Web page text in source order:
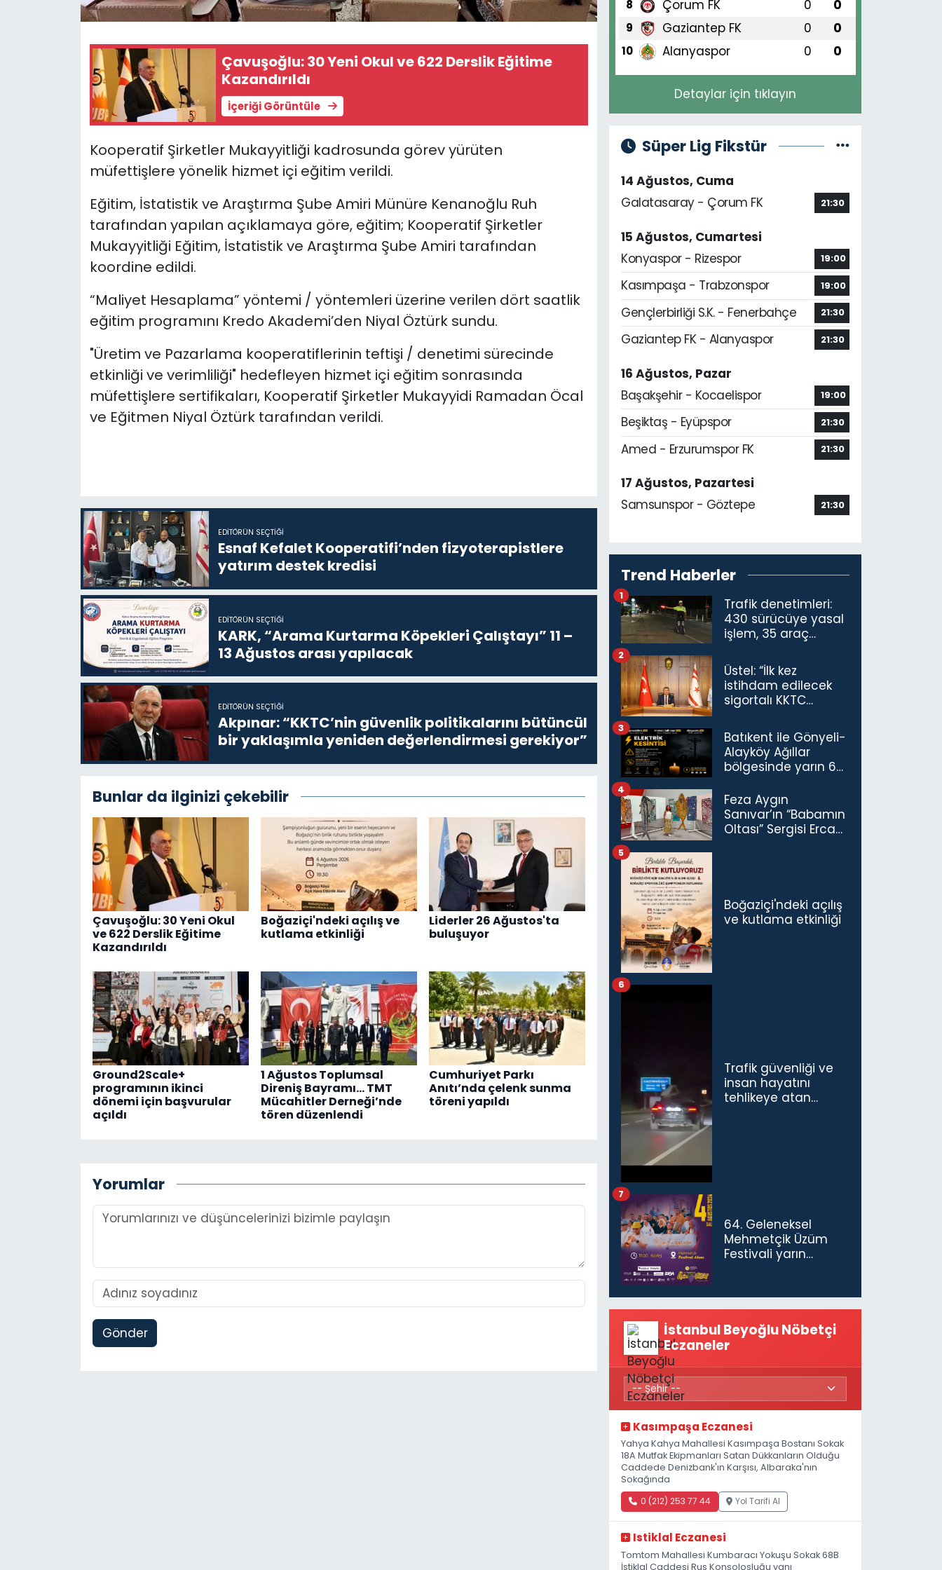
Çavuşoğlu: 30 Yeni Okul ve 622 Derslik Eğitime
Kazandırıldı
İçeriği Görüntüle
Kooperatif Şirketler Mukayyitliği kadrosunda görev yürüten
müfettişlere yönelik hizmet içi eğitim verildi.
Eğitim, İstatistik ve Araştırma Şube Amiri Münüre Kenanoğlu Ruh
tarafından yapılan açıklamaya göre, eğitim; Kooperatif Şirketler
Mukayyitliği Eğitim, İstatistik ve Araştırma Şube Amiri tarafından
koordine edildi.
“Maliyet Hesaplama” yöntemi / yöntemleri üzerine verilen dört saatlik
eğitim programını Kredo Akademi’den Niyal Öztürk sundu.
"Üretim ve Pazarlama kooperatiflerinin teftişi / denetimi sürecinde
etkinliği ve verimliliği" hedefleyen hizmet içi eğitim sonrasında
müfettişlere sertifikaları, Kooperatif Şirketler Mukayyidi Ramadan Öcal
ve Eğitmen Niyal Öztürk tarafından verildi.
EDITÖRÜN SEÇTIĞI
Esnaf Kefalet Kooperatifi’nden fizyoterapistlere
yatırım destek kredisi
EDITÖRÜN SEÇTIĞI
KARK, “Arama Kurtarma Köpekleri Çalıştayı” 11 –
13 Ağustos arası yapılacak
EDITÖRÜN SEÇTIĞI
Akpınar: “KKTC’nin güvenlik politikalarını bütüncül
bir yaklaşımla yeniden değerlendirmesi gerekiyor”
Bunlar da ilginizi çekebilir
Çavuşoğlu: 30 Yeni Okul
ve 622 Derslik Eğitime
Kazandırıldı
Boğaziçi'ndeki açılış ve
kutlama etkinliği
Liderler 26 Ağustos'ta
buluşuyor
Ground2Scale+
programının ikinci
dönemi için başvurular
açıldı
1 Ağustos Toplumsal
Direniş Bayramı... TMT
Mücahitler Derneği’nde
tören düzenlendi
Cumhuriyet Parkı
Anıtı’nda çelenk sunma
töreni yapıldı
Yorumlar
Gönder
8 Çorum FK 0 0
9 Gaziantep FK 0 0
10 Alanyaspor 0 0
Detaylar için tıklayın
Süper Lig Fikstür
14 Ağustos, Cuma
Galatasaray - Çorum FK
21:30
15 Ağustos, Cumartesi
Konyaspor - Rizespor
19:00
Kasımpaşa - Trabzonspor 19:00
Gençlerbirliği S.K. - Fenerbahçe 21:30
Gaziantep FK - Alanyaspor 21:30
16 Ağustos, Pazar
Başakşehir - Kocaelispor
19:00
Beşiktaş - Eyüpspor 21:30
Amed - Erzurumspor FK 21:30
17 Ağustos, Pazartesi
Samsunspor - Göztepe
21:30
Trend Haberler
Trafik denetimleri:
430 sürücüye yasal
işlem, 35 araç
1
Üstel: “İlk kez
istihdam edilecek
sigortalı KKTC
maaş desteğini 35
bin TL'ye çıkardık”
2
Batıkent ile Gönyeli-
Alayköy Ağıllar
bölgesinde yarın 6
kesintisi…
3
Feza Aygın
Sanıvar’ın “Babamın
Oltası” Sergisi Ercan
4
Boğaziçi'ndeki açılış
ve kutlama etkinliği
5
Trafik güvenliği ve
insan hayatını
tehlikeye atan
6
64. Geleneksel
Mehmetçik Üzüm
Festivali yarın
7
İstanbul Beyoğlu Nöbetçi
Eczaneler
Kasımpaşa Eczanesi
Yahya Kahya Mahallesi Kasımpaşa Bostanı Sokak
18A Mutfak Ekipmanları Satan Dükkanların Olduğu
Caddede Denizbank'ın Karşısı, Albaraka'nın
Sokağında
0 (212) 253 77 44 Yol Tarifi Al
Istiklal Eczanesi
Tomtom Mahallesi Kumbaracı Yokuşu Sokak 68B
İstiklal Caddesi Rus Konsolosluğu yanı
Teknoloji
Video Galeri
Yazarlar